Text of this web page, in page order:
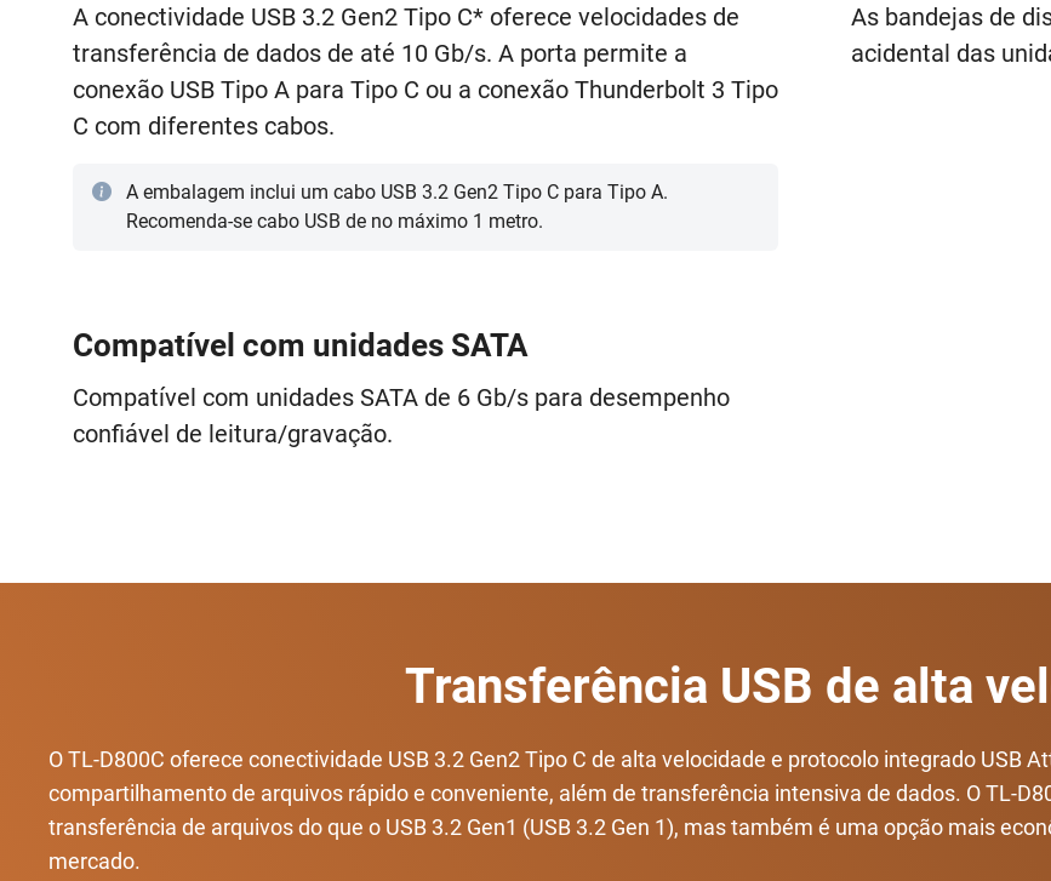
A conectividade USB 3.2 Gen2 Tipo C* oferece velocidades de
transferência de dados de até 10 Gb/s. A porta permite a
conexão USB Tipo A para Tipo C ou a conexão Thunderbolt 3 Tipo
C com diferentes cabos.
A embalagem inclui um cabo USB 3.2 Gen2 Tipo C para Tipo A.
Recomenda-se cabo USB de no máximo 1 metro.
As bandejas de
acidental das
Compatível com unidades SATA
Compatível com unidades SATA de 6 Gb/s para desempenho
confiável de leitura/gravação.
Transferência USB de alta
O TL-D800C oferece conectividade USB 3.2 Gen2 Tipo C de alta velocidade e protocolo integrado USB
compartilhamento de arquivos rápido e conveniente, além de transferência intensiva de dados. O TL-
transferência de arquivos do que o USB 3.2 Gen1 (USB 3.2 Gen 1), mas também é uma opção mais
mercado.